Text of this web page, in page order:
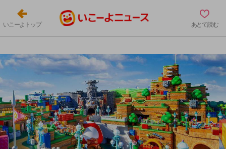
いこーよトップ あとで読む